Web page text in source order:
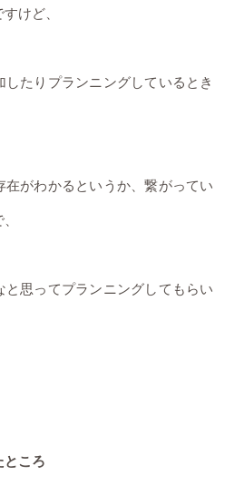
けど、
したりプランニングしているとき
在がわかるというか、繋がってい
と思ってプランニングしてもらい
ところ